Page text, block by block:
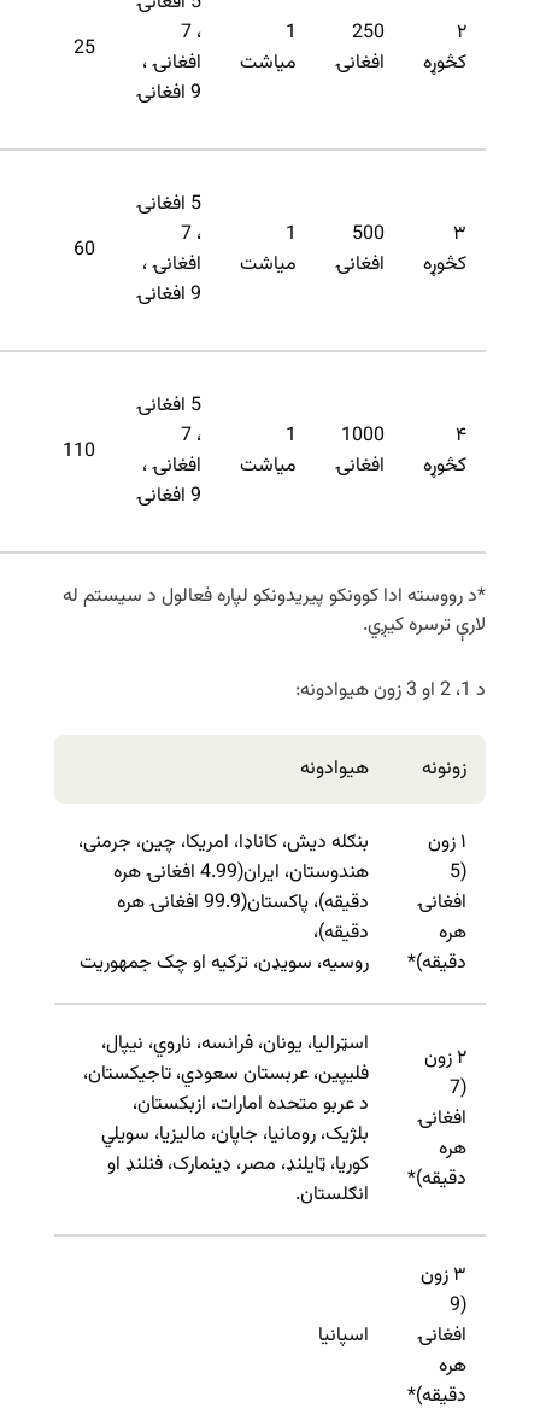
25
، 7
افغانۍ ،
9 افغانۍ
1
میاشت
250
افغانۍ
۲
کڅوړه
60
5 افغانۍ
، 7
افغانۍ ،
9 افغانۍ
1
میاشت
500
افغانۍ
۳
کڅوړه
110
5 افغانۍ
، 7
افغانۍ ،
9 افغانۍ
1
میاشت
1000
افغانۍ
۴
کڅوړه
*د رووسته ادا کوونکو پیریدونکو لپاره فعالول د سیستم له
لارې ترسره کیږي.
د 1، 2 او 3 زون هیوادونه:
هیوادونه زونونه
بنګله دیش، کاناډا، امریکا، چین، جرمنی،
هندوستان، ایران(4.99 افغانۍ هره
دقیقه)، پاکستان(99.9 افغانۍ هره
دقیقه)،
روسیه، سویډن، ترکیه او چک جمهوریت
۱ زون
(5
افغانۍ
هره
دقیقه)*
اسټرالیا، یونان، فرانسه، ناروي، نیپال،
فلیپین، عربستان سعودي، تاجیکستان،
د عربو متحده امارات، ازبکستان،
بلژیک، رومانیا، جاپان، مالیزیا، سویلي
کوریا، ټایلنډ، مصر، ډینمارک، فنلنډ او
انګلستان.
۲ زون
(7
افغانۍ
هره
دقیقه)*
اسپانیا
۳ زون
(9
افغانۍ
هره
دقیقه)*